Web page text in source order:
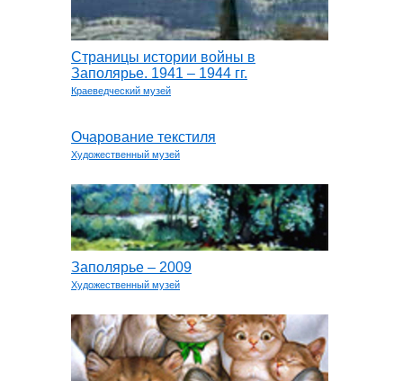
Страницы истории войны в
Заполярье. 1941 – 1944 гг.
Краеведческий музей
Очарование текстиля
Художественный музей
Заполярье – 2009
Художественный музей